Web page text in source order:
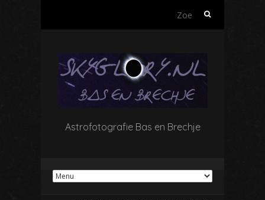
Zoeken
Astrofotografie Bas en Brechje